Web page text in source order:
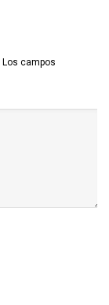
Los campos